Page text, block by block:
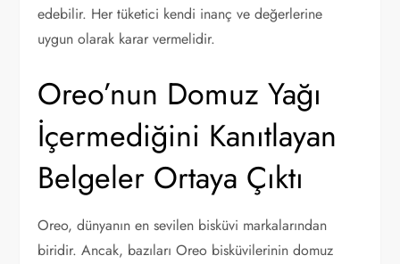
edebilir. Her tüketici kendi inanç ve değerlerine
uygun olarak karar vermelidir.
Oreo’nun Domuz Yağı
İçermediğini Kanıtlayan
Belgeler Ortaya Çıktı
Oreo, dünyanın en sevilen bisküvi markalarından
biridir. Ancak, bazıları Oreo bisküvilerinin domuz